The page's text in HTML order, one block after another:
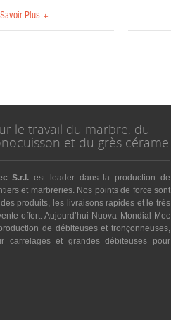
Savoir Plus
le travail du marbre, du
et du grès cérame
S.r.l. est leader dans la production de
et marbreries. Nos points de force sont
produits, les livraisons rapides et le très
offert. Aujourd’hui Nuova Mondial Mec
de débiteuses et tronçonneuses,
carrelages et grandes débiteuses pour